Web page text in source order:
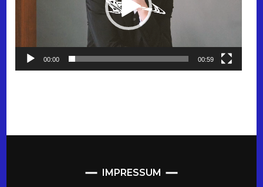
00:00 00:59
IMPRESSUM